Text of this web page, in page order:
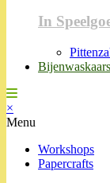
In
×
Menu
Workshops
Papercrafts